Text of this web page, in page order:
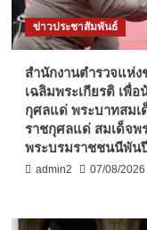
ข่าวประชาสัมพันธ์
สำนักงานตำรวจแห่
เฉลิมพระเกียรติ เพื่
กุศลแด่ พระบาทสมเ
ราชกุศลแด่ สมเด็จพ
พระบรมราชชนนีพัน
admin2 07/08/2026